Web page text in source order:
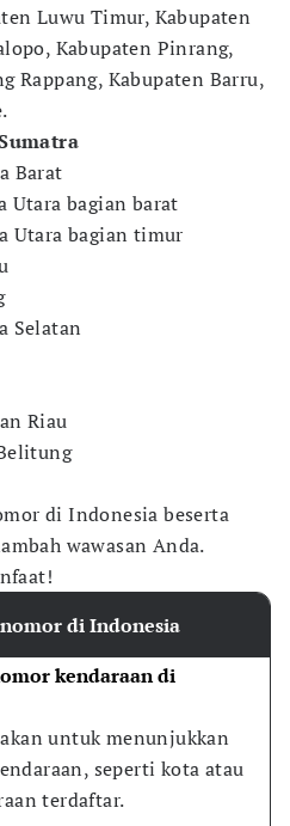
Luwu Timur, Kabupaten
Kabupaten Pinrang,
Rappang, Kabupaten Barru,
Barat
Utara bagian barat
Utara bagian timur
Selatan
Riau
di Indonesia beserta
wawasan Anda.
di Indonesia
kendaraan di
untuk menunjukkan
seperti kota atau
terdaftar.